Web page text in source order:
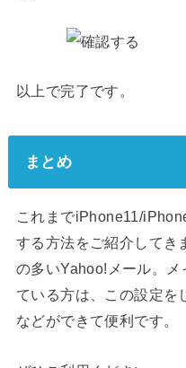
以上で完了です。
まとめ
これまでiPhone11/
する方法をご紹介してき
の多いYahoo!メール。
ている方は、この設定を
などができて便利です。